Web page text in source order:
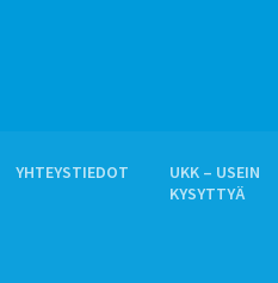
YHTEYSTIEDOT
UKK – USEIN
KYSYTTYÄ